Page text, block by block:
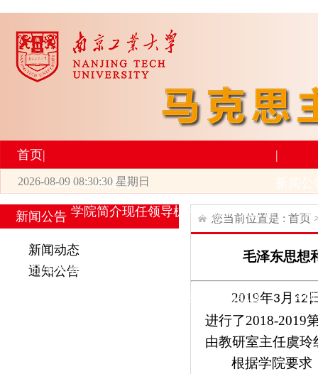
首页|
2026世界杯官网
学院简介现任领导机构设置师资力量
|
研究生培养
学生活动 招生与就业
科
2026-08-09 08:30:30 星期日
新闻公告
新闻动态
通知公告
您当前位置是 : 首页
毛泽东思想
2019年3 月 12
进行了2018-2019
由教研室主任虞玲
根据学院要求